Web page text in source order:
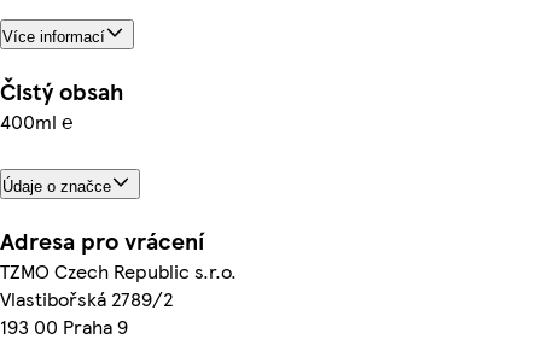
Více informací
Čistý obsah
400ml ℮
Údaje o značce
Adresa pro vrácení
TZMO Czech Republic s.r.o.
Vlastibořská 2789/2
193 00 Praha 9